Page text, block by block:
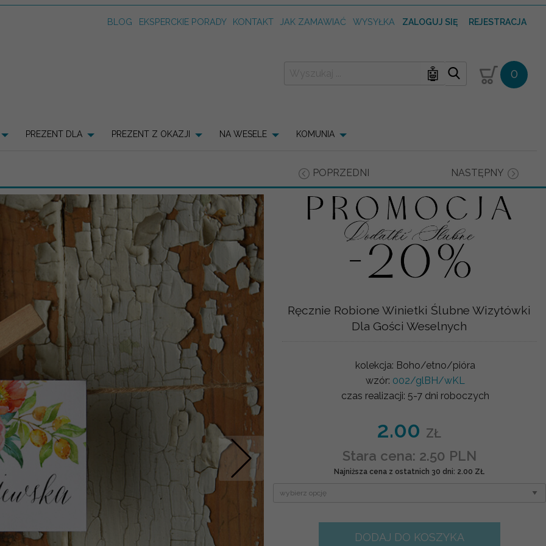
BLOG EKSPERCKIE PORADY KONTAKT JAK ZAMAWIAĆ WYSYŁKA ZALOGUJ SIĘ REJESTRACJA
🤖 0
PREZENT DLA PREZENT Z OKAZJI NA WESELE KOMUNIA
POPRZEDNI NASTĘPNY
Nastepne
Ręcznie Robione Winietki Ślubne Wizytówki
Dla Gości Weselnych
kolekcja: Boho/etno/pióra
wzór: 002/glBH/wKL
czas realizacji: 5-7 dni roboczych
2.00 ZŁ
Stara cena: 2.50 PLN
Najniższa cena z ostatnich 30 dni: 2.00 ZŁ
DODAJ DO KOSZYKA